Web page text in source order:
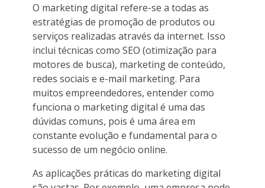
O marketing digital refere-se a todas as
estratégias de promoção de produtos ou
serviços realizadas através da internet. Isso
inclui técnicas como SEO (otimização para
motores de busca), marketing de conteúdo,
redes sociais e e-mail marketing. Para
muitos empreendedores, entender como
funciona o marketing digital é uma das
dúvidas comuns, pois é uma área em
constante evolução e fundamental para o
sucesso de um negócio online.
As aplicações práticas do marketing digital